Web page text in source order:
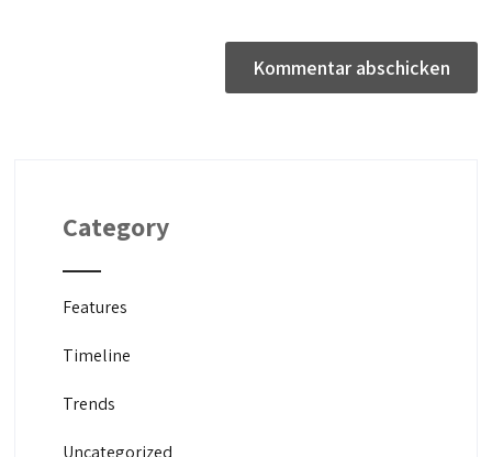
Category
Features
Timeline
Trends
Uncategorized